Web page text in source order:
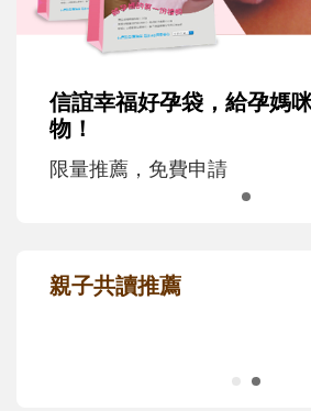
信誼幸福好孕袋，給孕媽
物！
限量推薦，免費申請
親子共讀推薦